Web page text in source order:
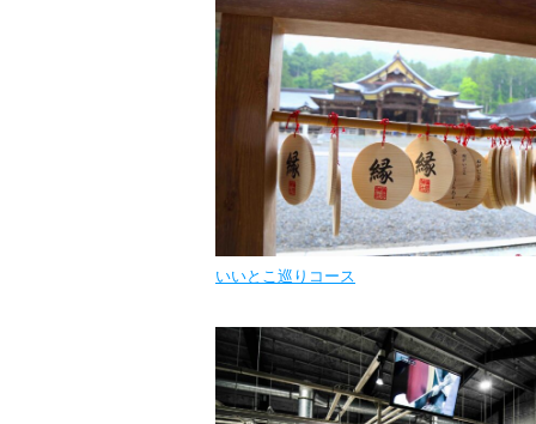
いいとこ巡りコース